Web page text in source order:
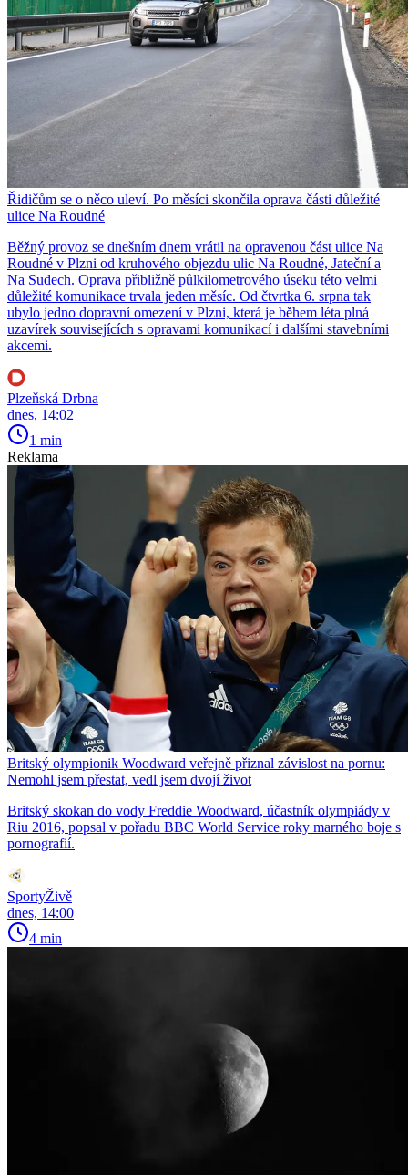
Řidičům se o něco uleví. Po měsíci skončila oprava části důležité
ulice Na Roudné
Běžný provoz se dnešním dnem vrátil na opravenou část ulice Na
Roudné v Plzni od kruhového objezdu ulic Na Roudné, Jateční a
Na Sudech. Oprava přibližně půlkilometrového úseku této velmi
důležité komunikace trvala jeden měsíc. Od čtvrtka 6. srpna tak
ubylo jedno dopravní omezení v Plzni, která je během léta plná
uzavírek souvisejících s opravami komunikací i dalšími stavebními
akcemi.
Plzeňská Drbna
dnes, 14:02
1 min
Reklama
Britský olympionik Woodward veřejně přiznal závislost na pornu:
Nemohl jsem přestat, vedl jsem dvojí život
Britský skokan do vody Freddie Woodward, účastník olympiády v
Riu 2016, popsal v pořadu BBC World Service roky marného boje s
pornografií.
SportyŽivě
dnes, 14:00
4 min